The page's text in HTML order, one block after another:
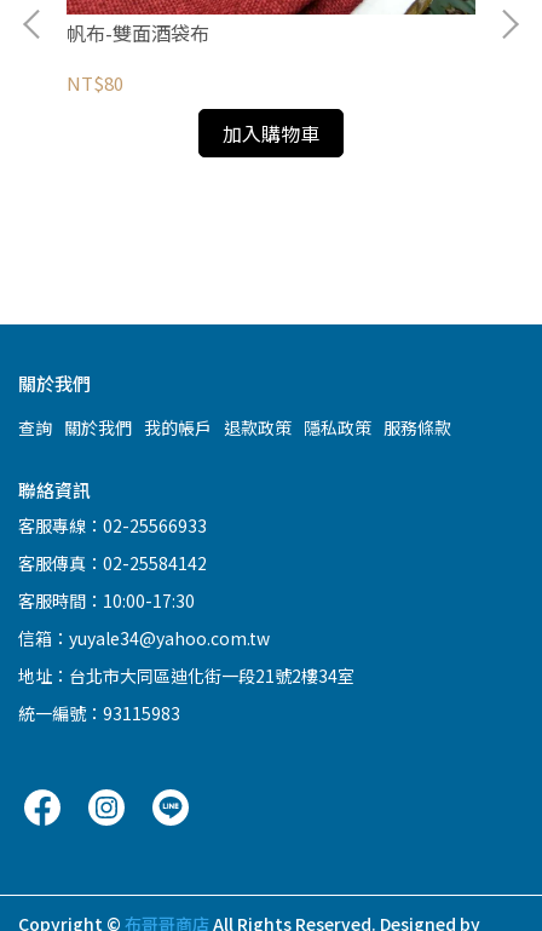
帆布-雙面酒袋布
NT$80
加入購物車
關於我們
查詢 關於我們 我的帳戶 退款政策 隱私政策 服務條款
聯絡資訊
客服專線：02-25566933
客服傳真：02-25584142
客服時間：10:00-17:30
信箱：yuyale34@yahoo.com.tw
地址：台北市大同區迪化街一段21號2樓34室
統一編號：93115983
Copyright © 布哥哥商店All Rights Reserved. Designed by